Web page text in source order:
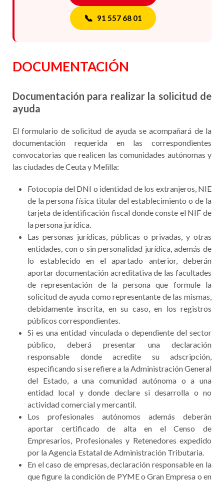
📞 91 557 68 01
DOCUMENTACIÓN
Documentación para realizar la solicitud de
ayuda
El formulario de solicitud de ayuda se acompañará de la
documentación requerida en las correspondientes
convocatorias que realicen las comunidades autónomas y
las ciudades de Ceuta y Melilla:
Fotocopia del DNI o identidad de los extranjeros, NIE
de la persona física titular del establecimiento o de la
tarjeta de identificación fiscal donde conste el NIF de
la persona jurídica.
Las personas jurídicas, públicas o privadas, y otras
entidades, con o sin personalidad jurídica, además de
lo establecido en el apartado anterior, deberán
aportar documentación acreditativa de las facultades
de representación de la persona que formule la
solicitud de ayuda como representante de las mismas,
debidamente inscrita, en su caso, en los registros
públicos correspondientes.
Si es una entidad vinculada o dependiente del sector
público, deberá presentar una declaración
responsable donde acredite su adscripción,
especificando si se refiere a la Administración General
del Estado, a una comunidad autónoma o a una
entidad local y donde declare si desarrolla o no
actividad comercial y mercantil.
Los profesionales autónomos además deberán
aportar certificado de alta en el Censo de
Empresarios, Profesionales y Retenedores expedido
por la Agencia Estatal de Administración Tributaria.
En el caso de empresas, declaración responsable en la
que figure la condición de PYME o Gran Empresa o en